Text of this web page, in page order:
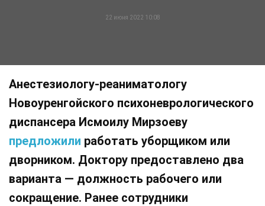
22 июня 2022 10:08
Анестезиологу-реаниматологу
Новоуренгойского психоневрологического
диспансера Исмоилу Мирзоеву
предложили работать уборщиком или
дворником. Доктору предоставлено два
варианта — должность рабочего или
сокращение. Ранее сотрудники